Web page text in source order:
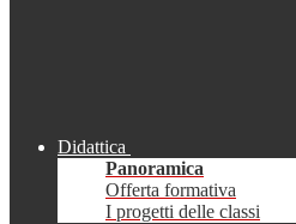
Didattica
Panoramica
Offerta formativa
I progetti delle classi